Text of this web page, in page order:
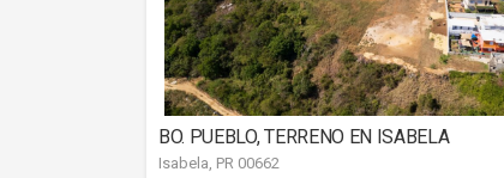
BO. PUEBLO, TERRENO EN ISABELA
Isabela, PR 00662